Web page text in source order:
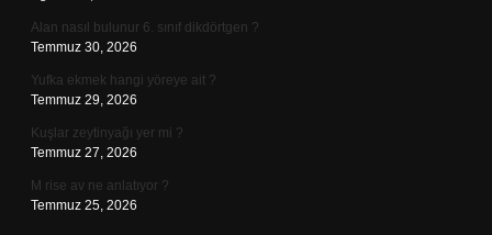
Alan nasıl bulunur 6. sınıf dikdörtgen ?
Temmuz 30, 2026
Yufka ekmek hangi yöreye ait ?
Temmuz 29, 2026
Kuşlar zeytinyağı yer mi ?
Temmuz 27, 2026
M rise av ne anlatıyor ?
Temmuz 25, 2026